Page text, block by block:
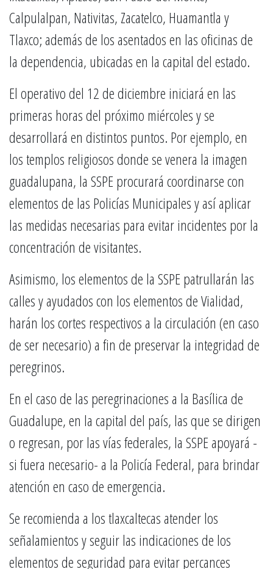
Calpulalpan, Nativitas, Zacatelco, Huamantla y
Tlaxco; además de los asentados en las oficinas de
la dependencia, ubicadas en la capital del estado.
El operativo del 12 de diciembre iniciará en las
primeras horas del próximo miércoles y se
desarrollará en distintos puntos. Por ejemplo, en
los templos religiosos donde se venera la imagen
guadalupana, la SSPE procurará coordinarse con
elementos de las Policías Municipales y así aplicar
las medidas necesarias para evitar incidentes por la
concentración de visitantes.
Asimismo, los elementos de la SSPE patrullarán las
calles y ayudados con los elementos de Vialidad,
harán los cortes respectivos a la circulación (en caso
de ser necesario) a fin de preservar la integridad de
peregrinos.
En el caso de las peregrinaciones a la Basílica de
Guadalupe, en la capital del país, las que se dirigen
o regresan, por las vías federales, la SSPE apoyará -
si fuera necesario- a la Policía Federal, para brindar
atención en caso de emergencia.
Se recomienda a los tlaxcaltecas atender los
señalamientos y seguir las indicaciones de los
elementos de seguridad para evitar percances